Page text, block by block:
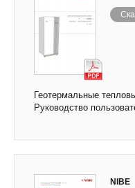
Геотермальные
Руководство
NIBE